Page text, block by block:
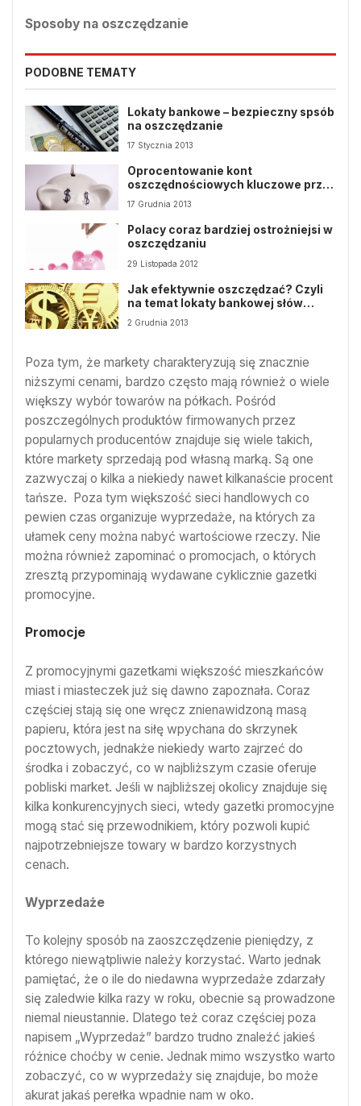
Sposoby na oszczędzanie
PODOBNE TEMATY
Lokaty bankowe – bezpieczny spsób
na oszczędzanie
17 Stycznia 2013
Oprocentowanie kont
oszczędnościowych kluczowe przy
wyborze oferty
17 Grudnia 2013
Polacy coraz bardziej ostrożniejsi w
oszczędzaniu
29 Listopada 2012
Jak efektywnie oszczędzać? Czyli
na temat lokaty bankowej słów
parę…
2 Grudnia 2013
Poza tym, że markety charakteryzują się znacznie
niższymi cenami, bardzo często mają również o wiele
większy wybór towarów na półkach. Pośród
poszczególnych produktów firmowanych przez
popularnych producentów znajduje się wiele takich,
które markety sprzedają pod własną marką. Są one
zazwyczaj o kilka a niekiedy nawet kilkanaście procent
tańsze. Poza tym większość sieci handlowych co
pewien czas organizuje wyprzedaże, na których za
ułamek ceny można nabyć wartościowe rzeczy. Nie
można również zapominać o promocjach, o których
zresztą przypominają wydawane cyklicznie gazetki
promocyjne.
Promocje
Z promocyjnymi gazetkami większość mieszkańców
miast i miasteczek już się dawno zapoznała. Coraz
częściej stają się one wręcz znienawidzoną masą
papieru, która jest na siłę wpychana do skrzynek
pocztowych, jednakże niekiedy warto zajrzeć do
środka i zobaczyć, co w najbliższym czasie oferuje
pobliski market. Jeśli w najbliższej okolicy znajduje się
kilka konkurencyjnych sieci, wtedy gazetki promocyjne
mogą stać się przewodnikiem, który pozwoli kupić
najpotrzebniejsze towary w bardzo korzystnych
cenach.
Wyprzedaże
To kolejny sposób na zaoszczędzenie pieniędzy, z
którego niewątpliwie należy korzystać. Warto jednak
pamiętać, że o ile do niedawna wyprzedaże zdarzały
się zaledwie kilka razy w roku, obecnie są prowadzone
niemal nieustannie. Dlatego też coraz częściej poza
napisem „Wyprzedaż” bardzo trudno znaleźć jakieś
różnice choćby w cenie. Jednak mimo wszystko warto
zobaczyć, co w wyprzedaży się znajduje, bo może
akurat jakaś perełka wpadnie nam w oko.